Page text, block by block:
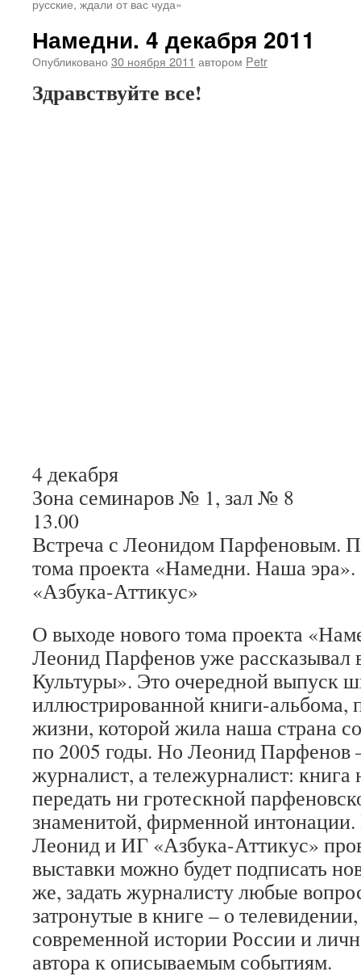
русские, ждали от вас чуда»
Намедни. 4 декабря 2011
Опубликовано 30 ноября 2011 автором Petr
Здравствуйте все!
4 декабря
Зона семинаров № 1, зал № 8
13.00
Встреча с Леонидом Парфеновым.
тома проекта «Намедни. Наша
«Азбука-Аттикус»
О выходе нового тома проекта
Леонид Парфенов уже рассказывал
Культуры». Это очередной выпуск
иллюстрированной книги-альбома,
жизни, которой жила наша страна
по 2005 годы. Но Леонид Парфенов
журналист, а тележурналист: книга
передать ни гротескной
знаменитой, фирменной интонации.
Леонид и ИГ «Азбука-Аттикус»
выставки можно будет подписать
же, задать журналисту любые
затронутые в книге – о
современной истории России и
автора к описываемым событиям.